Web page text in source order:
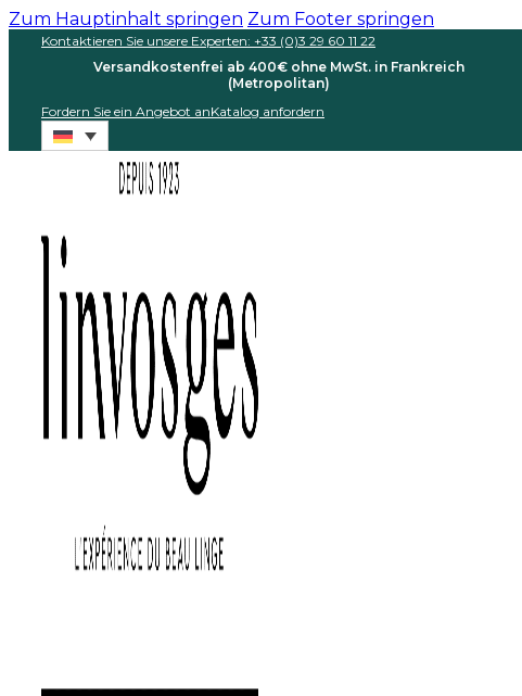
Zum Hauptinhalt springen Zum Footer springen
Kontaktieren Sie unsere Experten: +33 (0)3 29 60 11 22
Versandkostenfrei ab 400€ ohne MwSt. in Frankreich
(Metropolitan)
Fordern Sie ein Angebot anKatalog anfordern